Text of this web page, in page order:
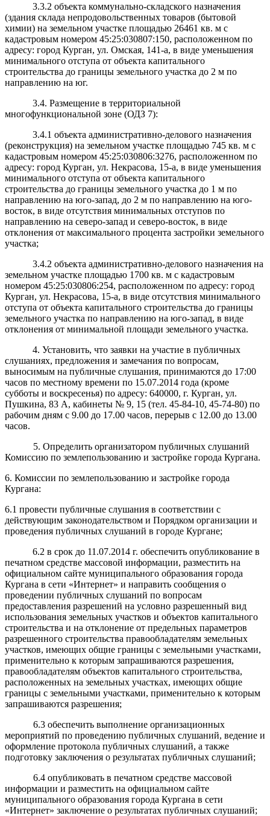
3.3.2 объекта коммунально-складского назначения
(здания склада непродовольственных товаров (бытовой
химии) на земельном участке площадью 26461 кв. м с
кадастровым номером 45:25:030807:150, расположенном по
адресу: город Курган, ул. Омская, 141-а, в виде уменьшения
минимального отступа от объекта капитального
строительства до границы земельного участка до 2 м по
направлению на юг.
3.4. Размещение в территориальной
многофункциональной зоне (ОДЗ 7):
3.4.1 объекта административно-делового назначения
(реконструкция) на земельном участке площадью 745 кв. м с
кадастровым номером 45:25:030806:3276, расположенном по
адресу: город Курган, ул. Некрасова, 15-а, в виде уменьшения
минимального отступа от объекта капитального
строительства до границы земельного участка до 1 м по
направлению на юго-запад, до 2 м по направлению на юго-
восток, в виде отсутствия минимальных отступов по
направлению на северо-запад и северо-восток, в виде
отклонения от максимального процента застройки земельного
участка;
3.4.2 объекта административно-делового назначения на
земельном участке площадью 1700 кв. м с кадастровым
номером 45:25:030806:254, расположенном по адресу: город
Курган, ул. Некрасова, 15-а, в виде отсутствия минимального
отступа от объекта капитального строительства до границы
земельного участка по направлению на юго-запад, в виде
отклонения от минимальной площади земельного участка.
4. Установить, что заявки на участие в публичных
слушаниях, предложения и замечания по вопросам,
выносимым на публичные слушания, принимаются до 17:00
часов по местному времени по 15.07.2014 года (кроме
субботы и воскресенья) по адресу: 640000, г. Курган, ул.
Пушкина, 83 А, кабинеты № 9, 15 (тел. 45-84-10, 45-74-80) по
рабочим дням с 9.00 до 17.00 часов, перерыв с 12.00 до 13.00
часов.
5. Определить организатором публичных слушаний
Комиссию по землепользованию и застройке города Кургана.
6. Комиссии по землепользованию и застройке города
Кургана:
6.1 провести публичные слушания в соответствии с
действующим законодательством и Порядком организации и
проведения публичных слушаний в городе Кургане;
6.2 в срок до 11.07.2014 г. обеспечить опубликование в
печатном средстве массовой информации, разместить на
официальном сайте муниципального образования города
Кургана в сети «Интернет» и направить сообщения о
проведении публичных слушаний по вопросам
предоставления разрешений на условно разрешенный вид
использования земельных участков и объектов капитального
строительства и на отклонение от предельных параметров
разрешенного строительства правообладателям земельных
участков, имеющих общие границы с земельными участками,
применительно к которым запрашиваются разрешения,
правообладателям объектов капитального строительства,
расположенных на земельных участках, имеющих общие
границы с земельными участками, применительно к которым
запрашиваются разрешения;
6.3 обеспечить выполнение организационных
мероприятий по проведению публичных слушаний, ведение и
оформление протокола публичных слушаний, а также
подготовку заключения о результатах публичных слушаний;
6.4 опубликовать в печатном средстве массовой
информации и разместить на официальном сайте
муниципального образования города Кургана в сети
«Интернет» заключение о результатах публичных слушаний;